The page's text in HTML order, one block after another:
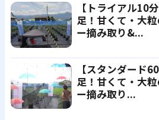
【トライアル10
足！甘くて・大
ー摘み取り&...
【スタンダード
足！甘くて・大
ー摘み取り...